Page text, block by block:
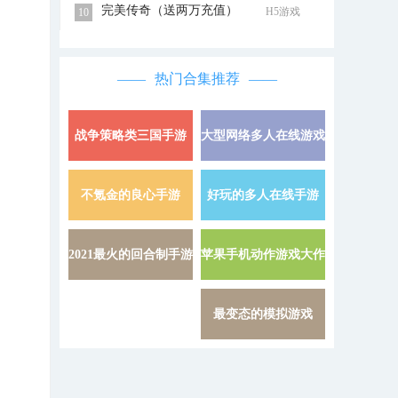
10 完美传奇（送两万充值） H5游戏
热门合集推荐
战争策略类三国手游 详情 »
大型网络多人在线游戏
不氪金的良心手游 详情 »
好玩的多人在线手游
2021最火的回合制手游 详情 »
苹果手机动作游戏大作
最变态的模拟游戏